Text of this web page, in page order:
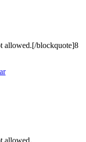
allowed.[/blockquote]8
allowed.